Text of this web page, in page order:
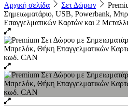
Αρχική σελίδα Σετ Δώρων
Σημειωματάριο, USB, Powerbank,
Επαγγελματικών Καρτών και 2